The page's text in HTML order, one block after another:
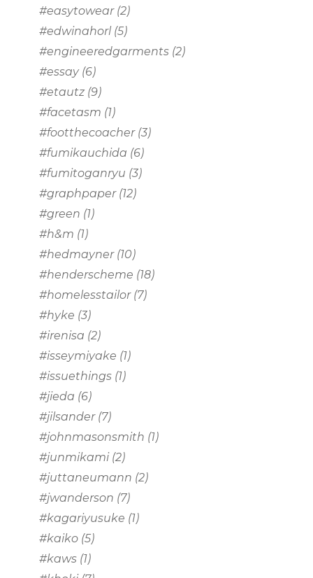
#easytowear(2)
#edwinahorl (5)
#engineeredgarments (2)
#essay(6)
#etautz (9)
#facetasm (1)
#footthecoacher(3)
#fumikauchida (6)
#fumitoganryu (3)
#graphpaper(12)
#green (1)
#h&m (1)
#hedmayner(10)
#henderscheme (18)
#homelesstailor(7)
#hyke (3)
#irenisa (2)
#isseymiyake (1)
#issuethings (1)
#jieda (6)
#jilsander(7)
#johnmasonsmith (1)
#junmikami (2)
#juttaneumann (2)
#jwanderson (7)
#kagariyusuke (1)
#kaiko (5)
#kaws (1)